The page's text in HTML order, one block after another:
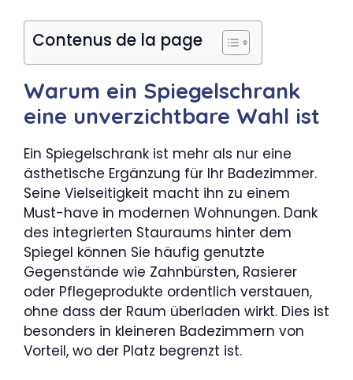
Contenus de la page
Warum ein Spiegelschrank
eine unverzichtbare Wahl ist
Ein Spiegelschrank ist mehr als nur eine
ästhetische Ergänzung für Ihr Badezimmer.
Seine Vielseitigkeit macht ihn zu einem
Must-have in modernen Wohnungen. Dank
des integrierten Stauraums hinter dem
Spiegel können Sie häufig genutzte
Gegenstände wie Zahnbürsten, Rasierer
oder Pflegeprodukte ordentlich verstauen,
ohne dass der Raum überladen wirkt. Dies ist
besonders in kleineren Badezimmern von
Vorteil, wo der Platz begrenzt ist.